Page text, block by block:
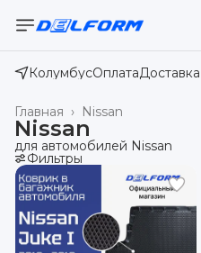
КолумбусОплатаДоставка
Nissan
Главная ›
Nissan
для автомобилей Nissan
Фильтры